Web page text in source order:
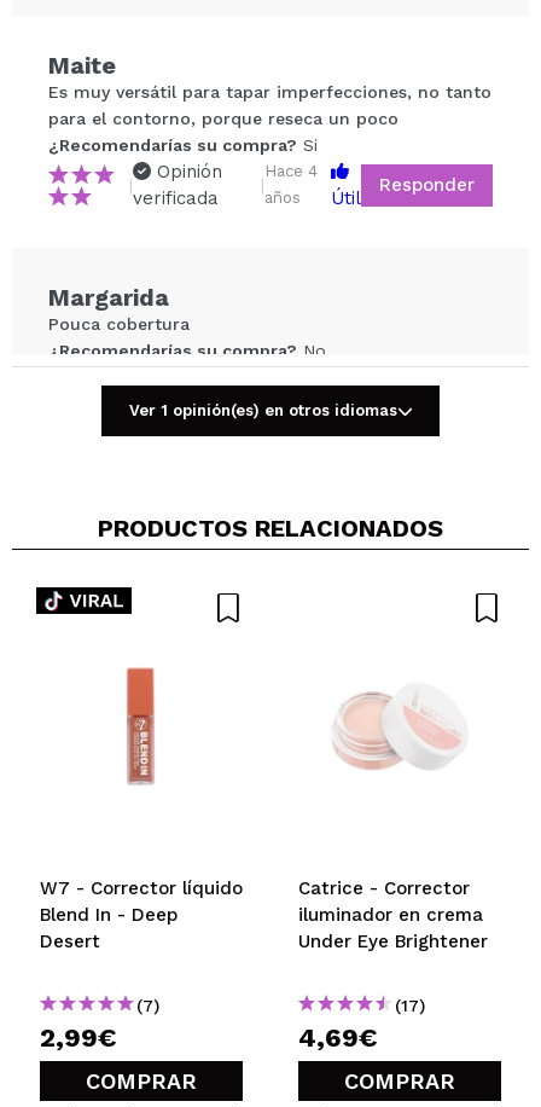
Compartir un vídeo o una foto
Tu vídeo podría ser el primero. Imagínatelo...
¿Recomendarías su compra? Si No
Maite
Es muy versátil para tapar imperfecciones, no tanto
para el contorno, porque reseca un poco
¿Recomendarías su compra? Si
|
Opinión
verificada
|
Hace 4
años
Útil
Responder
Margarida
Pouca cobertura
¿Recomendarías su compra? No
|
verificada
|
años
Útil
Responder
Muito bom
¿Recomendarías su compra?Si
Facil aplicacion con la esponja incorporada
¿Recomendarías su compra?
Opinión
Monica
Corrector un poco seco
Útil Responder
Ver 1 opinión(es) en otros idiomas
PRODUCTOS RELACIONADOS
W7 - Corrector líquido
Blend In - Deep
Desert
(7)
2,99€
COMPRAR
Catrice - Corrector
iluminador en crema
Under Eye Brightener
(17)
4,69€
COMPRAR